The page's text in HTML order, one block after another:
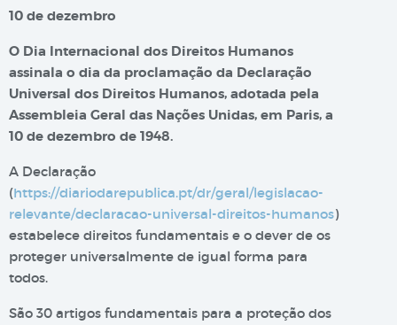
10 de dezembro
O Dia Internacional dos Direitos Humanos
assinala o dia da proclamação da Declaração
Universal dos Direitos Humanos, adotada pela
Assembleia Geral das Nações Unidas, em Paris, a
10 de dezembro de 1948.
A Declaração
(https://diariodarepublica.pt/dr/geral/legislacao-
relevante/declaracao-universal-direitos-humanos)
estabelece direitos fundamentais e o dever de os
proteger universalmente de igual forma para
todos.
São 30 artigos fundamentais para a proteção dos